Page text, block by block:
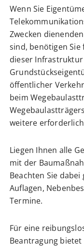
Wenn Sie
Zwecken
sind, benötigen
dieser
öffentlicher
beim
weitere
Liegen Ihnen alle
mit der
Beachten Sie
Auflagen,
Termine.
Für eine
Beantragung